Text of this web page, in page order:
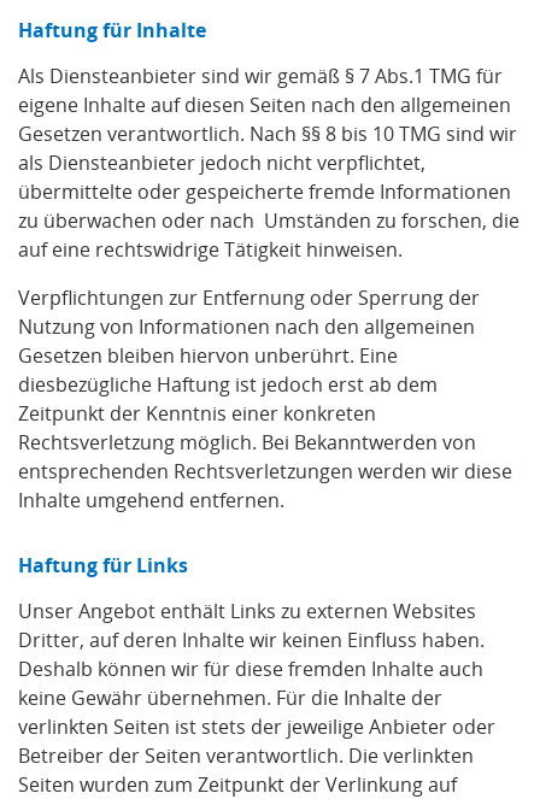
Haftung für Inhalte
Als Diensteanbieter sind wir gemäß § 7 Abs.1 TMG für
eigene Inhalte auf diesen Seiten nach den allgemeinen
Gesetzen verantwortlich. Nach §§ 8 bis 10 TMG sind wir
als Diensteanbieter jedoch nicht verpflichtet,
übermittelte oder gespeicherte fremde Informationen
zu überwachen oder nach Umständen zu forschen, die
auf eine rechtswidrige Tätigkeit hinweisen.
Verpflichtungen zur Entfernung oder Sperrung der
Nutzung von Informationen nach den allgemeinen
Gesetzen bleiben hiervon unberührt. Eine
diesbezügliche Haftung ist jedoch erst ab dem
Zeitpunkt der Kenntnis einer konkreten
Rechtsverletzung möglich. Bei Bekanntwerden von
entsprechenden Rechtsverletzungen werden wir diese
Inhalte umgehend entfernen.
Haftung für Links
Unser Angebot enthält Links zu externen Websites
Dritter, auf deren Inhalte wir keinen Einfluss haben.
Deshalb können wir für diese fremden Inhalte auch
keine Gewähr übernehmen. Für die Inhalte der
verlinkten Seiten ist stets der jeweilige Anbieter oder
Betreiber der Seiten verantwortlich. Die verlinkten
Seiten wurden zum Zeitpunkt der Verlinkung auf